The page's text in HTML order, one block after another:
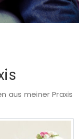
aus meiner Praxis